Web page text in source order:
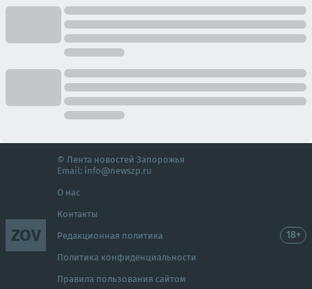
ZOV
© Лента новостей Запорожья
Email: info@newszp.ru
О нас
Контакты
Редакционная политика
Политика конфиденциальности
Правила пользования сайтом
18+